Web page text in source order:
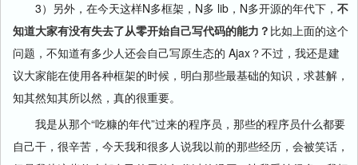
3）另外，在今天这样N多框架，N多 lib，N多开源的年代下， 不
知道大家有没有失去了从零开始自己写代码的能力？ 比如上面的这个
问题，不知道有多少人还会自己写原生态的 Ajax？不过，我还是建
议大家能在使用各种框架的时候，明白那些最基础的知识，求甚解，
知其然知其所以然，真的很重要。
我是从那个“吃糠的年代”过来的程序员，那些的程序员什么都要
自己干，很辛苦，今天我和很多人说我以前的那些经历，会被笑话，